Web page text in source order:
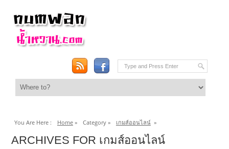
You Are Here : Home» Category » เกมส์ออนไลน์»
ARCHIVES FOR เกมส์ออนไลน์